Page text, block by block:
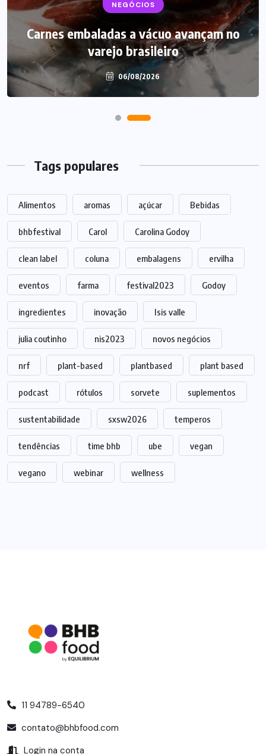
NEGÓCIOS
Carnes embaladas a vácuo avançam no
varejo brasileiro
06/08/2026
Tags populares
Alimentos aromas açúcar Bebidas
bhbfestival Carol Carolina Godoy
clean label coluna embalagens ervilha
eventos farma festival2023 Godoy
ingredientes inovação Isis valle
julia coutinho nis2023 novos negócios
nrf plant-based plantbased plant based
podcast rótulos sorvete suplementos
sustentabilidade sxsw2026 temperos
tendências time bhb ube vegan
vegano webinar wellness
11 94789-6540
contato@bhbfood.com
Login na conta